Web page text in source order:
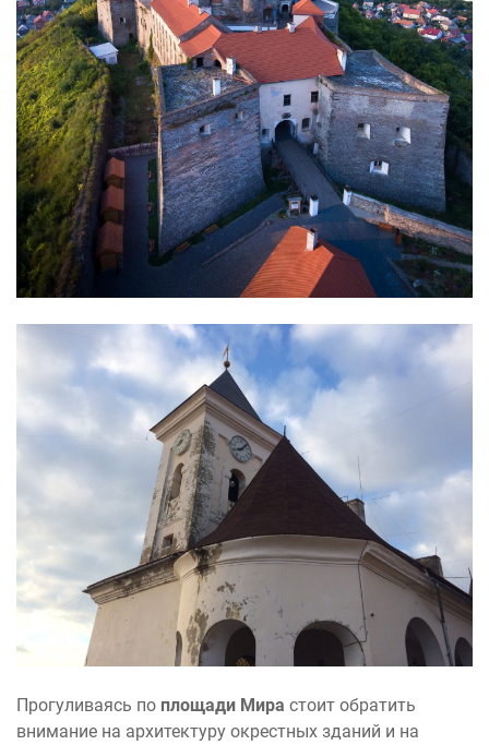
Прогуливаясь по площади Мира стоит обратить
внимание на архитектуру окрестных зданий и на